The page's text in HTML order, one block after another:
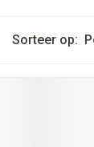
Sorteer op: